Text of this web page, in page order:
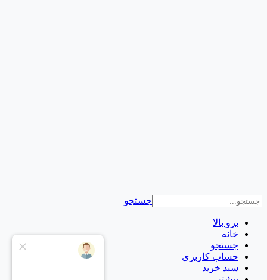
جستجو
برو بالا
خانه
جستجو
حساب کاربری
سبد خرید